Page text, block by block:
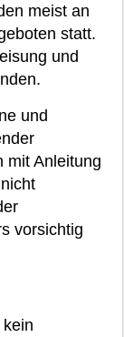
meist an
statt.
und
und
mit Anleitung
vorsichtig